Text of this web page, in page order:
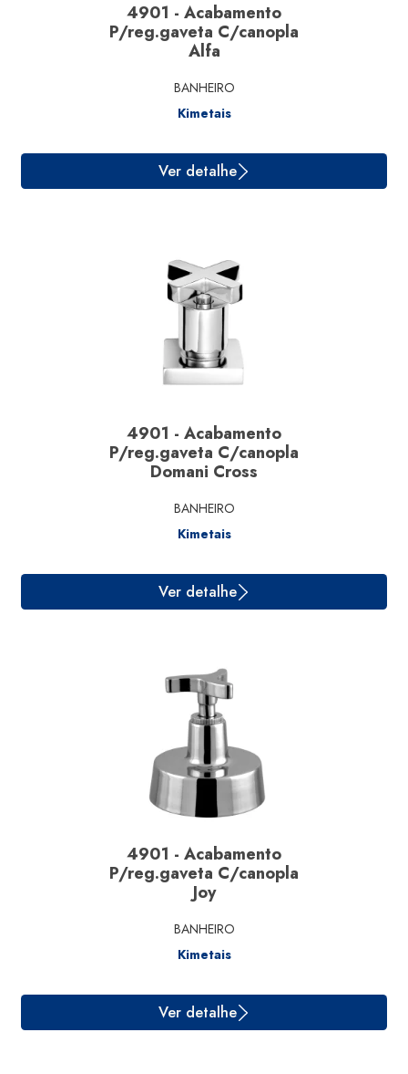
4901 - Acabamento
P/reg.gaveta C/canopla
Alfa
BANHEIRO
Kimetais
Ver detalhe
4901 - Acabamento
P/reg.gaveta C/canopla
Domani Cross
BANHEIRO
Kimetais
Ver detalhe
4901 - Acabamento
P/reg.gaveta C/canopla
Joy
BANHEIRO
Kimetais